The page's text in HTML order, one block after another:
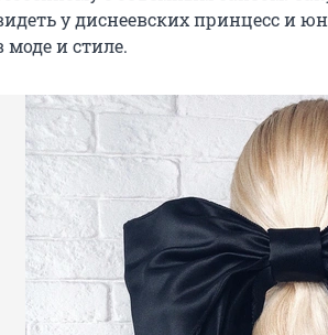
у диснеевских принцесс и
моде и стиле.